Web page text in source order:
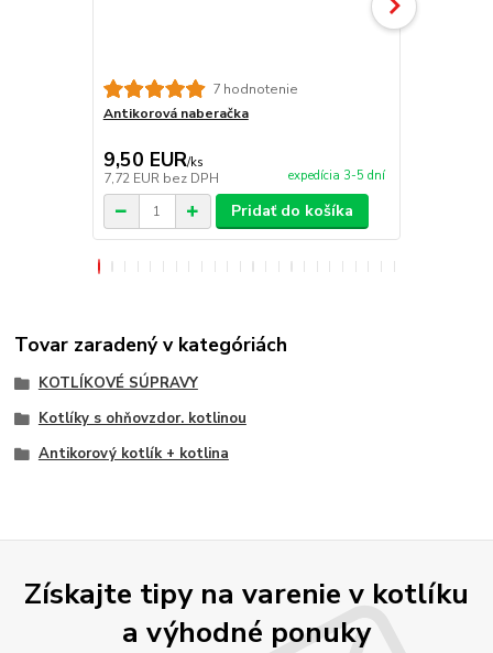
7 hodnotenie
Antikorová naberačka
9,50 EUR/ks
7,72 EUR bez DPH expedícia 3-5 dní
Pridať do košíka
Tovar zaradený v kategóriách
KOTLÍKOVÉ SÚPRAVY
Kotlíky s ohňovzdor. kotlinou
Antikorový kotlík + kotlina
Získajte tipy na varenie v kotlíku
a výhodné ponuky